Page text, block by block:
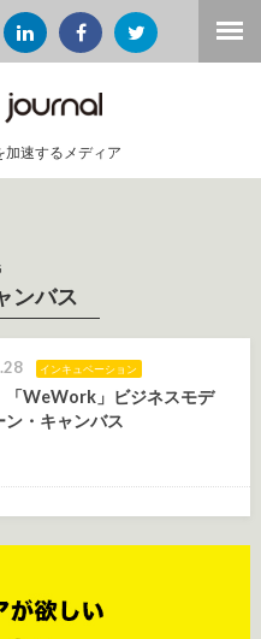
加速するメディア
ンバス
インキュベーション
「WeWork」ビジネスモデ
ン・キャンバス